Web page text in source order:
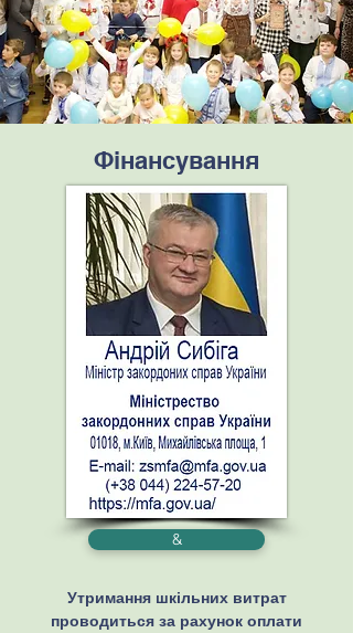
Фінансування
&
Утримання шкільних витрат
проводиться за рахунок оплати